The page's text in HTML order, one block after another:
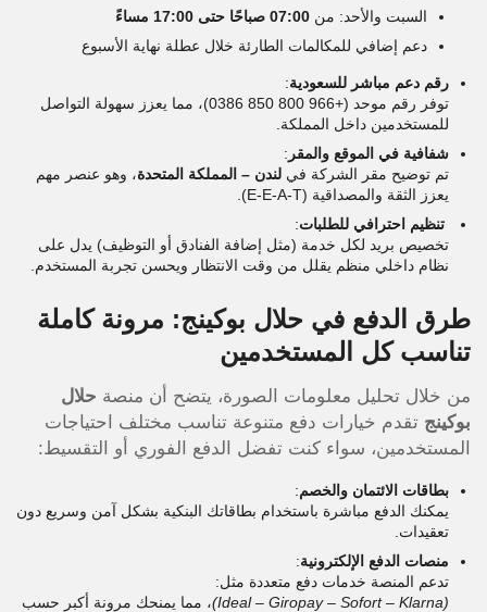
السبت والأحد: من 07:00 صباحًا حتى 17:00 مساءً
دعم إضافي للمكالمات الطارئة خلال عطلة نهاية الأسبوع
رقم دعم مباشر للسعودية:
توفر رقم موحد (+966 800 850 0386)، مما يعزز سهولة التواصل
للمستخدمين داخل المملكة.
شفافية في الموقع والمقر :
تم توضيح مقر الشركة في لندن – المملكة المتحدة، وهو عنصر مهم
يعزز الثقة والمصداقية (E-E-A-T).
تنظيم احترافي للطلبات:
تخصيص بريد لكل خدمة (مثل إضافة الفنادق أو التوظيف) يدل على
نظام داخلي منظم يقلل من وقت الانتظار ويحسن تجربة المستخدم.
طرق الدفع في حلال بوكينج: مرونة كاملة
تناسب كل المستخدمين
من خلال تحليل معلومات الصورة، يتضح أن منصة حلال
بوكينج تقدم خيارات دفع متنوعة تناسب مختلف احتياجات
المستخدمين، سواء كنت تفضل الدفع الفوري أو التقسيط:
بطاقات الائتمان والخصم:
يمكنك الدفع مباشرة باستخدام بطاقاتك البنكية بشكل آمن وسريع دون
تعقيدات.
منصات الدفع الإلكترونية:
تدعم المنصة خدمات دفع متعددة مثل:
(Ideal – Giropay – Sofort – Klarna)
، مما يمنحك مرونة أكبر حسب